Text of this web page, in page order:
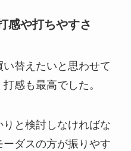
感や打ちやすさ
替えたいと思わせて
感も最高でした。
と検討しなければな
ダスの方が振りやす